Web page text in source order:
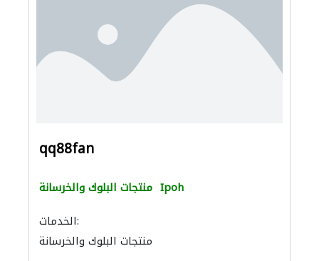
qq88fan
منتجات البلوك والخرسانة Ipoh
الخدمات:
منتجات البلوك والخرسانة